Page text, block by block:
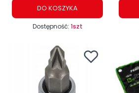
DO KOSZYKA
Dostępność: 1szt